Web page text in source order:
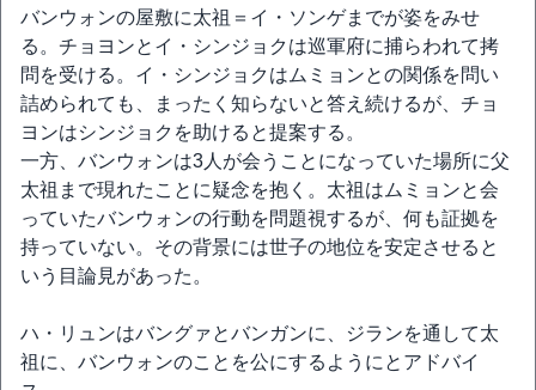
バンウォンの屋敷に太祖＝イ・ソンゲまでが姿をみせ
る。チョヨンとイ・シンジョクは巡軍府に捕らわれて拷
問を受ける。イ・シンジョクはムミョンとの関係を問い
詰められても、まったく知らないと答え続けるが、チョ
ヨンはシンジョクを助けると提案する。
一方、バンウォンは3人が会うことになっていた場所に父
太祖まで現れたことに疑念を抱く。太祖はムミョンと会
っていたバンウォンの行動を問題視するが、何も証拠を
持っていない。その背景には世子の地位を安定させると
いう目論見があった。
ハ・リュンはバングァとバンガンに、ジランを通して太
祖に、バンウォンのことを公にするようにとアドバイ